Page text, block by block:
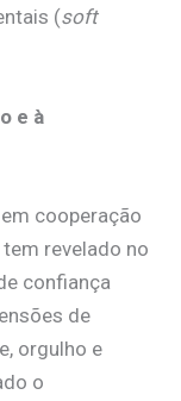
(soft
e à
cooperação
revelado no
confiança
de
orgulho e
o